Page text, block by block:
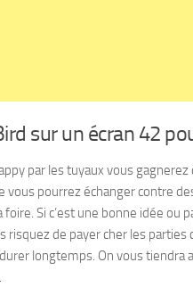
sur un écran 42
par les tuyaux vous
vous pourrez échanger contre
Si c’est une bonne idée ou
risquez de payer cher les parties
longtemps. On vous tiendra